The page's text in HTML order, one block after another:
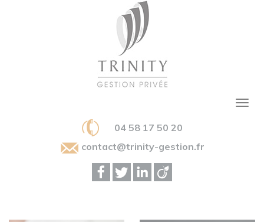
04 58 17 50 20
contact@trinity-gestion.fr